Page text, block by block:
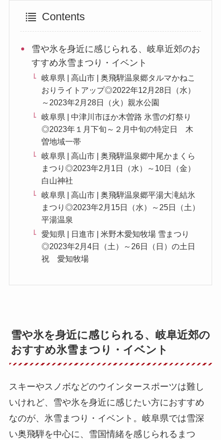
Contents
雪や氷を身近に感じられる、岐阜近郊のお
すすめ氷雪まつり・イベント
岐阜県 | 高山市 | 奥飛騨温泉郷タルマかねこ
おりライトアップ◎2022年12月28日（水）
～2023年2月28日（火）親水公園
岐阜県 | 中津川市ほか木曽路 氷雪の灯祭り
◎2023年１月下旬～２月中旬の特定日 木
曽地域一帯
岐阜県 | 高山市 | 奥飛騨温泉郷中尾かまくら
まつり◎2023年2月1日（水）～10日（金）
白山神社
岐阜県 | 高山市 | 奥飛騨温泉郷平湯大滝結氷
まつり◎2023年2月15日（水）～25日（土）
平湯温泉
愛知県 | 日進市 | 米野木愛知牧場 雪まつり
◎2023年2月4日（土）～26日（日）の土日
祝 愛知牧場
雪や氷を身近に感じられる、岐阜近郊の
おすすめ氷雪まつり・イベント
スキーやスノボなどのウインタースポーツは難し
いけれど、雪や氷を身近に感じたい方におすすめ
なのが、氷雪まつり・イベント。岐阜県では雪深
い奥飛騨を中心に、雪国情緒を感じられるまつ